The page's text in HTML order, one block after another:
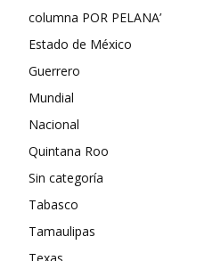
columna POR PELANA’
Estado de México
Guerrero
Mundial
Nacional
Quintana Roo
Sin categoría
Tabasco
Tamaulipas